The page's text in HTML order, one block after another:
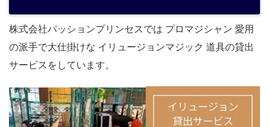
株式会社パッションプリンセスでは プロマジシャン 愛用
の派手で大仕掛けな イリュージョンマジック 道具の貸出
サービスをしています。